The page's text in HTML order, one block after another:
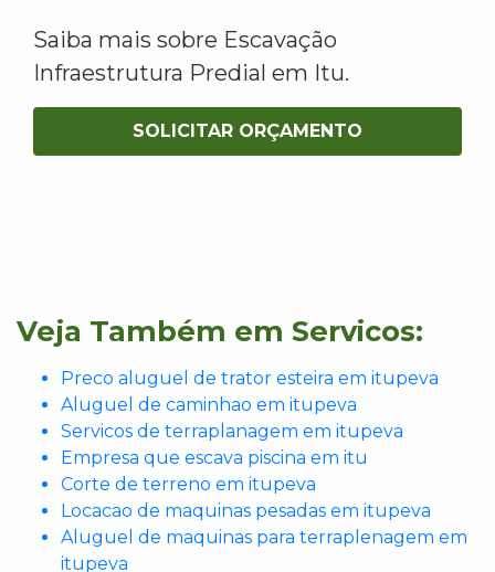
Saiba mais sobre Escavação
Infraestrutura Predial em Itu.
SOLICITAR ORÇAMENTO
Veja Também em Servicos:
Preco aluguel de trator esteira em itupeva
Aluguel de caminhao em itupeva
Servicos de terraplanagem em itupeva
Empresa que escava piscina em itu
Corte de terreno em itupeva
Locacao de maquinas pesadas em itupeva
Aluguel de maquinas para terraplenagem em
itupeva